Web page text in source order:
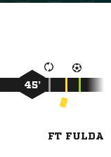
45’
FT FULDA